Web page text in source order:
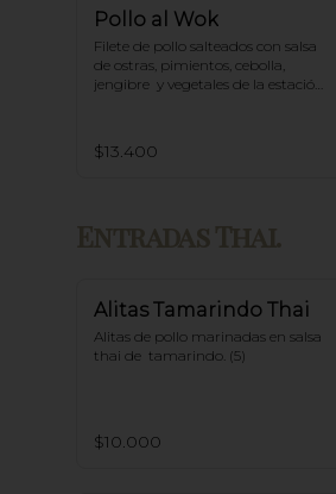
Pollo al Wok
Filete de pollo salteados con salsa
de ostras, pimientos, cebolla,
jengibre  y vegetales de la estación,
$13.400
Entradas Thai.
Alitas Tamarindo Thai
Alitas de pollo marinadas en salsa
thai de  tamarindo. (5)
$10.000